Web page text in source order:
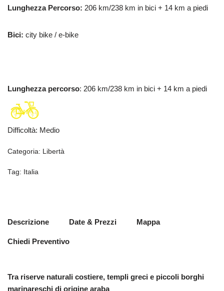
Lunghezza Percorso: 206 km/238 km in bici + 14 km a piedi
Bici: city bike / e-bike
Lunghezza percorso: 206 km/238 km in bici + 14 km a piedi
Difficoltà: Medio
Categoria: Libertà
Tag: Italia
Descrizione Date & Prezzi Mappa
Chiedi Preventivo
Tra riserve naturali costiere, templi greci e piccoli borghi
marinareschi di origine araba